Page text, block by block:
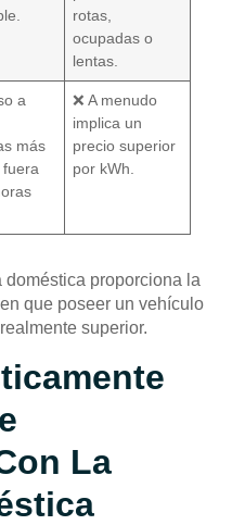
rotas,
ocupadas o
lentas.
a
más
fuera
❌ A menudo
implica un
precio superior
por kWh.
doméstica proporciona la
que poseer un vehículo
superior.
La